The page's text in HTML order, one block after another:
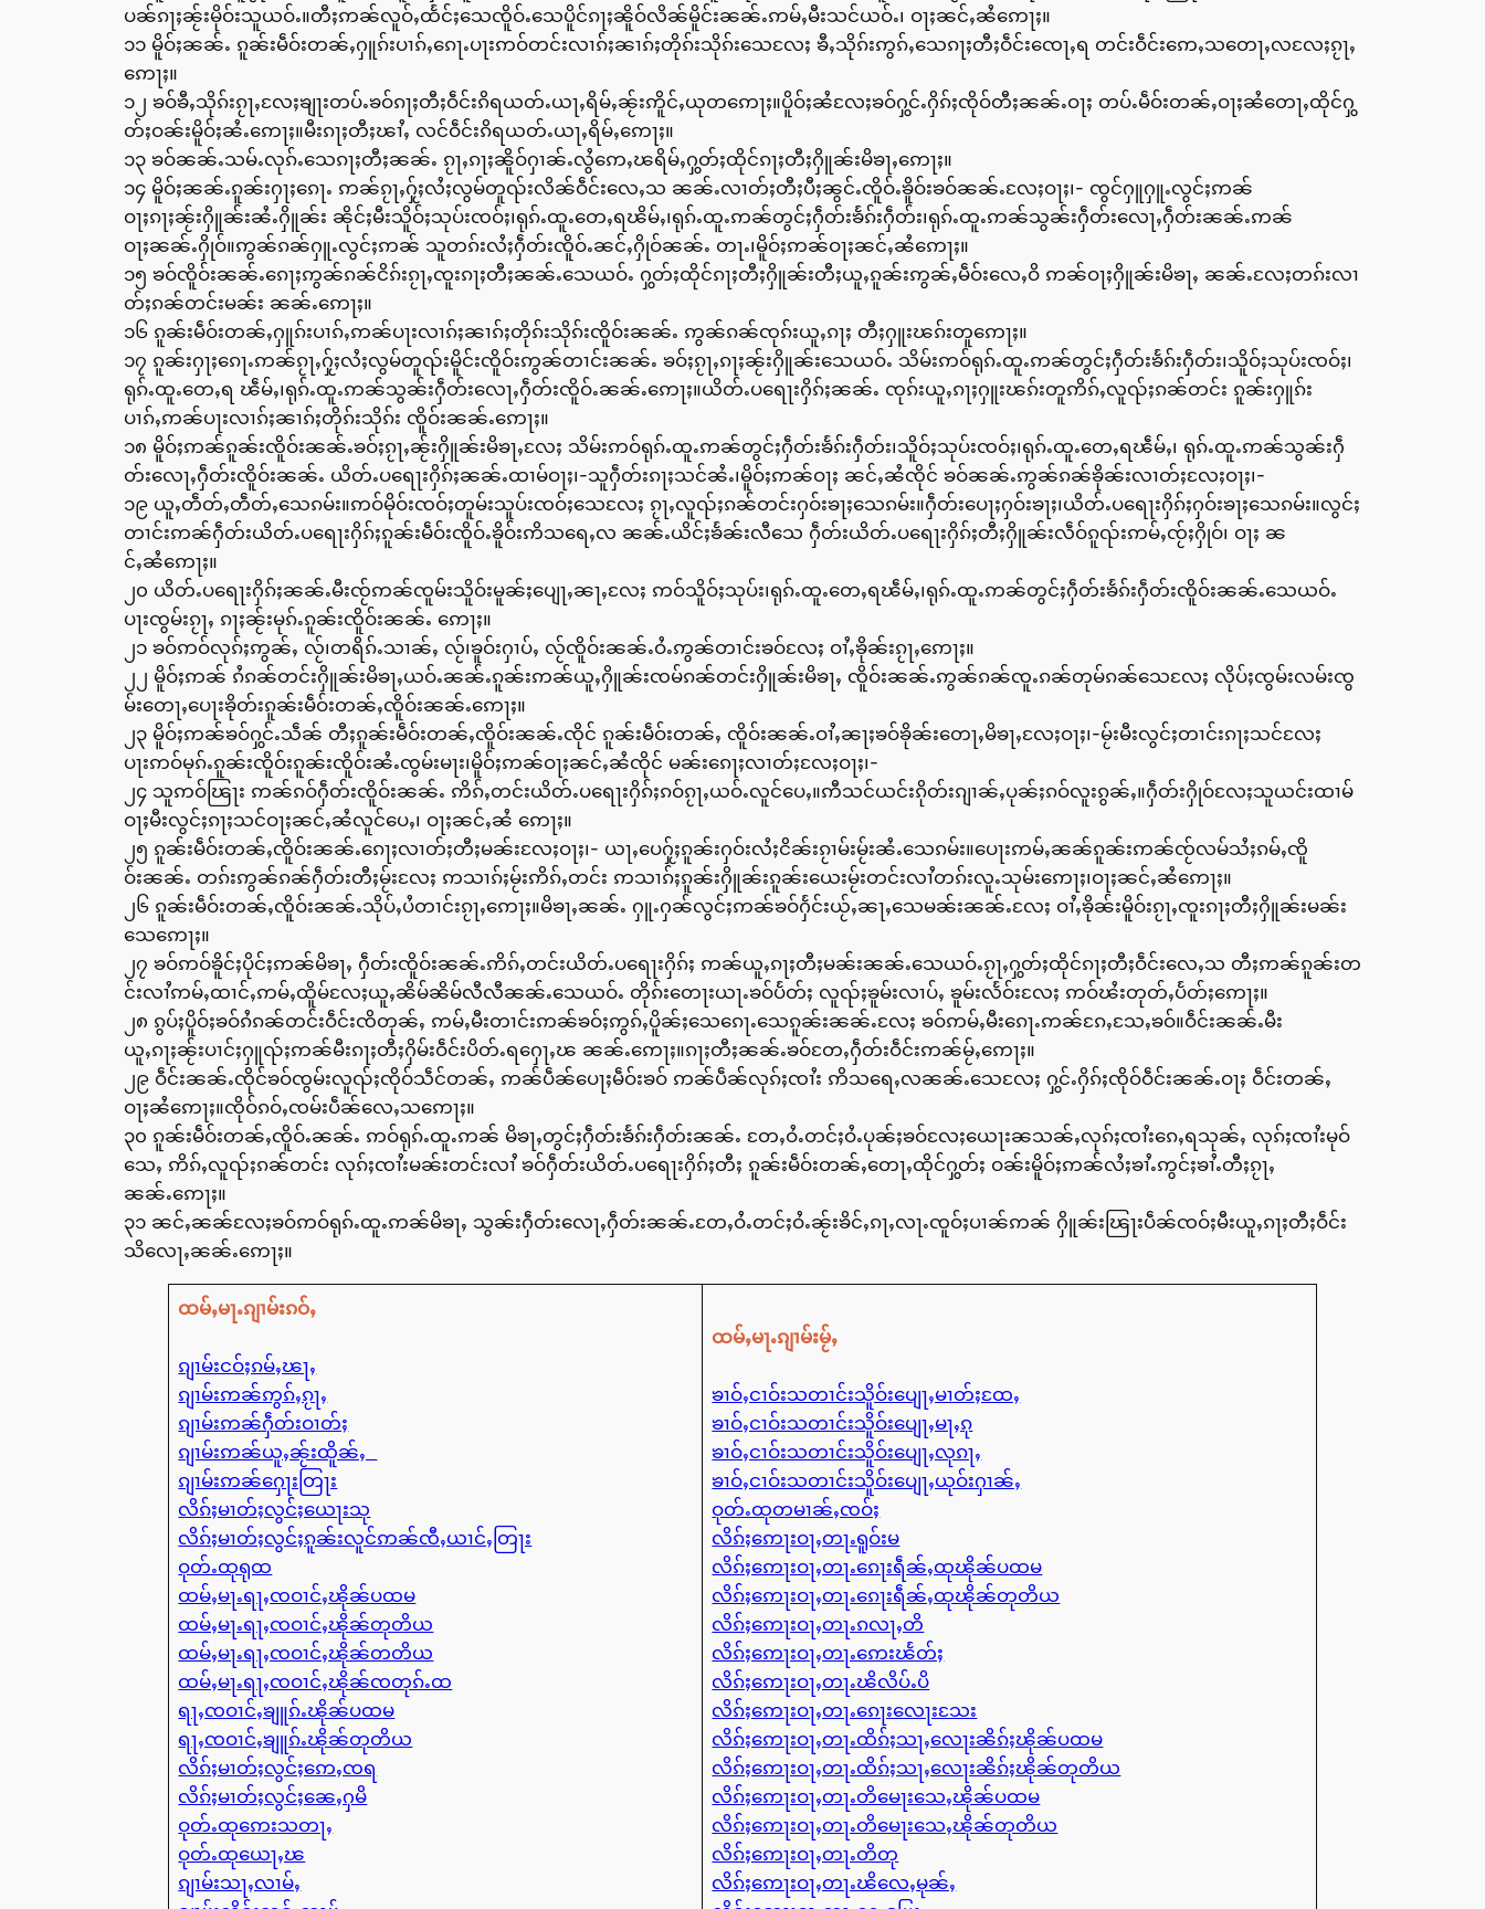
ပၼ်ၵႃႈၼႂ်းမိုဝ်းသူယဝ်ႉ။တီႈဢၼ်လူဝ်ႇထႅင်ႈသေၸိူဝ်ႉသေပိူင်ၵႃႈၼိူဝ်လိၼ်မိူင်းၼၼ်ႉဢမ်ႇမီးသင်ယဝ်ႉ၊ ဝႃႈၼင်ႇၼႆဢေႃႈ။
၁၁ မိူဝ်ႈၼၼ်ႉ ၵူၼ်းမဵဝ်းတၼ်ႇႁူၵ်းပၢၵ်ႇၵေႃႉပႃးဢဝ်တင်းလၢၵ်ႈၼၢၵ်ႈတိုၵ်းသိုၵ်းသေလႄႈ ၶီႇသိုၵ်းဢွၵ်ႇသေၵႃႈတီႈဝဵင်းၸေႃႇရ တင်းဝဵင်းဢေႇသတေႃႇလလႄႈၵႂႃႇ
ဢေႃႈ။
၁၂ ၶဝ်ၶီႇသိုၵ်းၵႂႃႇလႄႈၶျႃးတပ်ႉၶဝ်ၵႃႈတီႈဝဵင်းၵိရယတ်ႉယႃႇရိမ်ႇၼႂ်းဢိူင်ႇယုတဢေႃႈ။ပိူဝ်ႈၼႆလႄႈၶဝ်ႁွင်ႉႁိၵ်ႈၸိုဝ်တီႈၼၼ်ႉဝႃႈ တပ်ႉမဵဝ်းတၼ်ႇဝႃႈၼႆတေႃႇထိုင်ႁွ
တ်ႈဝၼ်းမိူဝ်ႈၼႆႉဢေႃႈ။မီးၵႃႈတီႈၽၢႆႇ လင်ဝဵင်းၵိရယတ်ႉယႃႇရိမ်ႇဢေႃႈ။
၁၃ ၶဝ်ၼၼ်ႉသမ်ႉလုၵ်ႉသေၵႃႈတီႈၼၼ်ႉ ၵႂႃႇၵႃႈၼိူဝ်ႁၢၼ်ႉလွႆဢေႇၽရိမ်ႇႁွတ်ႈထိုင်ၵႃႈတီႈႁိူၼ်းမိၶႃႇဢေႃႈ။
၁၄ မိူဝ်ႈၼၼ်ႉၵူၼ်းႁႃႈၵေႃႉ ဢၼ်ၵႂႃႇႁႂ်ႈလႆႈလွမ်တူၺ်းလိၼ်ဝဵင်းလေႇသ ၼၼ်ႉလၢတ်ႈတီႈပီႈၼွင်ႉၸိူဝ်ႉၶိူဝ်းၶဝ်ၼၼ်ႉလႄႈဝႃႈ၊- ၸွင်ႁူႁူႉလွင်ႈဢၼ်
ဝႃႈၵႃႈၼႂ်းႁိူၼ်းၼႆႉႁိူၼ်း ၼိုင်ႈမီးသိူဝ်ႈသုပ်းၸဝ်ႈ၊ရုၵ်ႉထူႉတေႇရၽိမ်ႇ၊ရုၵ်ႉထူႉဢၼ်တွင်ႈႁဵတ်းၶႅၵ်းႁဵတ်း၊ရုၵ်ႉထူႉဢၼ်သွၼ်းႁဵတ်းလေႃႇႁဵတ်းၼၼ်ႉဢၼ်
ဝႃႈၼၼ်ႉႁိုဝ်။ဢွၼ်ၵၼ်ႁူႉလွင်ႈဢၼ် သူတၵ်းလႆႈႁဵတ်းၸိူဝ်ႉၼင်ႇႁိုဝ်ၼၼ်ႉ တႃႉ၊မိူဝ်ႈဢၼ်ဝႃႈၼင်ႇၼႆဢေႃႈ။
၁၅ ၶဝ်ၸိူဝ်းၼၼ်ႉၵေႃႈဢွၼ်ၵၼ်ငိၵ်းၵႂႃႇၸူးၵႃႈတီႈၼၼ်ႉသေယဝ်ႉ ႁွတ်ႈထိုင်ၵႃႈတီႈႁိူၼ်းတီႈယူႇၵူၼ်းဢွၼ်ႇမဵဝ်းလေႇဝိ ဢၼ်ဝႃႈႁိူၼ်းမိၶႃႇ ၼၼ်ႉလႄႈတၵ်းလၢ
တ်ႈၵၼ်တင်းမၼ်း ၼၼ်ႉဢေႃႈ။
၁၆ ၵူၼ်းမဵဝ်းတၼ်ႇႁူၵ်းပၢၵ်ႇဢၼ်ပႃးလၢၵ်ႈၼၢၵ်ႈတိုၵ်းသိုၵ်းၸိူဝ်းၼၼ်ႉ ဢွၼ်ၵၼ်ၸုၵ်းယူႇၵႃႈ တီႈႁူးၽၵ်းတူဢေႃႈ။
၁၇ ၵူၼ်းႁႃႈၵေႃႉဢၼ်ၵႂႃႇႁႂ်ႈလႆႈလွမ်တူၺ်းမိူင်းၸိူဝ်းဢွၼ်တၢင်းၼၼ်ႉ ၶဝ်ႈၵႂႃႇၵႃႈၼႂ်းႁိူၼ်းသေယဝ်ႉ သိမ်းဢဝ်ရုၵ်ႉထူႉဢၼ်တွင်ႈႁဵတ်းၶႅၵ်းႁဵတ်း၊သိူဝ်ႈသုပ်းၸဝ်ႈ၊
ရုၵ်ႉထူႉတေႇရ ၽဵမ်ႇ၊ရုၵ်ႉထူႉဢၼ်သွၼ်းႁဵတ်းလေႃႇႁဵတ်းၸိူဝ်ႉၼၼ်ႉဢေႃႈ။ယိတ်ႉပရေႃးႁိၵ်ႈၼၼ်ႉ ၸုၵ်းယူႇၵႃႈႁူးၽၵ်းတူဢိၵ်ႇလူၺ်ႈၵၼ်တင်း ၵူၼ်းႁူၵ်း
ပၢၵ်ႇဢၼ်ပႃးလၢၵ်ႈၼၢၵ်ႈတိုၵ်းသိုၵ်း ၸိူဝ်းၼၼ်ႉဢေႃႈ။
၁၈ မိူဝ်ႈဢၼ်ၵူၼ်းၸိူဝ်းၼၼ်ႉၶဝ်ႈၵႂႃႇၼႂ်းႁိူၼ်းမိၶႃႇလႄႈ သိမ်းဢဝ်ရုၵ်ႉထူႉဢၼ်တွင်ႈႁဵတ်းၶႅၵ်းႁဵတ်း၊သိူဝ်ႈသုပ်းၸဝ်ႈ၊ရုၵ်ႉထူႉတေႇရၽဵမ်ႇ၊ ရုၵ်ႉထူႉဢၼ်သွၼ်းႁဵ
တ်းလေႃႇႁဵတ်းၸိူဝ်းၼၼ်ႉ ယိတ်ႉပရေႃးႁိၵ်ႈၼၼ်ႉထၢမ်ဝႃႈ၊-သူႁဵတ်းၵႃႈသင်ၼႆႉ၊မိူဝ်ႈဢၼ်ဝႃႈ ၼင်ႇၼႆၸိုင် ၶဝ်ၼၼ်ႉဢွၼ်ၵၼ်ၶိုၼ်းလၢတ်ႈလႄႈဝႃႈ၊-
၁၉ ယူႇတဵတ်ႇတဵတ်ႇသေၵမ်း။ဢဝ်မိုဝ်းၸဝ်ႈတူမ်းသူပ်းၸဝ်ႈသေလႄႈ ၵႂႃႇလူၺ်ႈၵၼ်တင်းႁဝ်းၶႃႈသေၵမ်း။ႁဵတ်းပေႃႈႁဝ်းၶႃႈ၊ယိတ်ႉပရေႃးႁိၵ်ႈႁဝ်းၶႃႈသေၵမ်း။လွင်ႈ
တၢင်းဢၼ်ႁဵတ်းယိတ်ႉပရေႃးႁိၵ်ႈၵူၼ်းမဵဝ်းၸိူဝ်ႉၶိူဝ်းဢိသရေႇလ ၼၼ်ႉယိင်ႈၶႅၼ်းလီသေ ႁဵတ်းယိတ်ႉပရေႃးႁိၵ်ႈတီႈႁိူၼ်းလဵဝ်ၵူၺ်းဢမ်ႇၸႂ်ႈႁိုဝ်၊ ဝႃႈ ၼ
င်ႇၼႆဢေႃႈ။
၂၀ ယိတ်ႉပရေႃးႁိၵ်ႈၼၼ်ႉမီးၸႂ်ဢၼ်ၸူမ်းသိူဝ်းမူၼ်ႈပျေႃႇၼႃႇလႄႈ ဢဝ်သိူဝ်ႈသုပ်း၊ရုၵ်ႉထူႉတေႇရၽဵမ်ႇ၊ရုၵ်ႉထူႉဢၼ်တွင်ႈႁဵတ်းၶႅၵ်းႁဵတ်းၸိူဝ်းၼၼ်ႉသေယဝ်ႉ
ပႃးၸွမ်းၵႂႃႇ ၵႃႈၼႂ်းမုၵ်ႉၵူၼ်းၸိူဝ်းၼၼ်ႉ ဢေႃႈ။
၂၁ ၶဝ်ဢဝ်လုၵ်ႈဢွၼ်ႇ လႂ်၊တရိၵ်ႉသၢၼ်ႇ လႂ်၊ၶူဝ်းႁၢပ်ႇ လႂ်ၸိူဝ်းၼၼ်ႉဝႆႉဢွၼ်တၢင်းၶဝ်လႄႈ ဝၢႆႇၶိုၼ်းၵႂႃႇဢေႃႈ။
၂၂ မိူဝ်ႈဢၼ် ၵႆၵၼ်တင်းႁိူၼ်းမိၶႃႇယဝ်ႉၼၼ်ႉၵူၼ်းဢၼ်ယူႇႁိူၼ်းၸမ်ၵၼ်တင်းႁိူၼ်းမိၶႃႇ ၸိူဝ်းၼၼ်ႉဢွၼ်ၵၼ်ၸူႉၵၼ်တုမ်ၵၼ်သေလႄႈ လိုပ်ႈၸွမ်းလမ်းၸွ
မ်းတေႃႇပေႃးၶိုတ်းၵူၼ်းမဵဝ်းတၼ်ႇၸိူဝ်းၼၼ်ႉဢေႃႈ။
၂၃ မိူဝ်ႈဢၼ်ၶဝ်ႁွင်ႉသဵၼ် တီႈၵူၼ်းမဵဝ်းတၼ်ႇၸိူဝ်းၼၼ်ႉၸိုင် ၵူၼ်းမဵဝ်းတၼ်ႇ ၸိူဝ်းၼၼ်ႉဝၢႆႇၼႃႈၶဝ်ၶိုၼ်းတေႃႇမိၶႃႇလႄႈဝႃႈ၊-မႂ်းမီးလွင်ႈတၢင်းၵႃႈသင်လႄႈ
ပႃးဢဝ်မုၵ်ႉၵူၼ်းၸိူဝ်းၵူၼ်းၸိူဝ်းၼႆႉၸွမ်းမႃး၊မိူဝ်ႈဢၼ်ဝႃႈၼင်ႇၼႆၸိုင် မၼ်းၵေႃႈလၢတ်ႈလႄႈဝႃႈ၊-
၂၄ သူဢဝ်ၽြႃး ဢၼ်ၵဝ်ႁဵတ်းၸိူဝ်းၼၼ်ႉ ဢိၵ်ႇတင်းယိတ်ႉပရေႃးႁိၵ်ႈၵဝ်ၵႂႃႇယဝ်ႉလူင်ပေႇ။ဢီသင်ယင်းၵိုတ်းၵျၢၼ်ႇပုၼ်ႈၵဝ်လူးၵွၼ်ႇ။ႁဵတ်းႁိုဝ်လႄႈသူယင်းထၢမ်
ဝႃႈမီးလွင်ႈၵႃႈသင်ဝႃႈၼင်ႇၼႆလူင်ပေႇ၊ ဝႃႈၼင်ႇၼႆ ဢေႃႈ။
၂၅ ၵူၼ်းမဵဝ်းတၼ်ႇၸိူဝ်းၼၼ်ႉၵေႃႈလၢတ်ႈတီႈမၼ်းလႄႈဝႃႈ၊- ယႃႇပေႁႂ်ႈၵူၼ်းႁဝ်းလႆႈငိၼ်းၵႂၢမ်းမႂ်းၼႆႉသေၵမ်း။ပေႃးဢမ်ႇၼၼ်ၵူၼ်းဢၼ်ၸႂ်လမ်သႆႈၵမ်ႇၸိူ
ဝ်းၼၼ်ႉ တၵ်းဢွၼ်ၵၼ်ႁဵတ်းတီႈမႂ်းလႄႈ ဢသၢၵ်ႈမႂ်းဢိၵ်ႇတင်း ဢသၢၵ်ႈၵူၼ်းႁိူၼ်းၵူၼ်းယေးမႂ်းတင်းလၢႆတၵ်းလူႉသုမ်းဢေႃႈ၊ဝႃႈၼင်ႇၼႆဢေႃႈ။
၂၆ ၵူၼ်းမဵဝ်းတၼ်ႇၸိူဝ်းၼၼ်ႉသိုပ်ႇပႆတၢင်းၵႂႃႇဢေႃႈ။မိၶႃႇၼၼ်ႉ ႁူႉႁၼ်လွင်ႈဢၼ်ၶဝ်ႁႅင်းယႂ်ႇၼႃႇသေမၼ်းၼၼ်ႉလႄႈ ဝၢႆႇၶိုၼ်းမိူဝ်းၵႂႃႇၸူးၵႃႈတီႈႁိူၼ်းမၼ်း
သေဢေႃႈ။
၂၇ ၶဝ်ဢဝ်ၶိူင်ႈပိုင်ႈဢၼ်မိၶႃႇ ႁဵတ်းၸိူဝ်းၼၼ်ႉဢိၵ်ႇတင်းယိတ်ႉပရေႃးႁိၵ်ႈ ဢၼ်ယူႇၵႃႈတီႈမၼ်းၼၼ်ႉသေယဝ်ႉၵႂႃႇႁွတ်ႈထိုင်ၵႃႈတီႈဝဵင်းလေႇသ တီႈဢၼ်ၵူၼ်းတ
င်းလၢႆဢမ်ႇထၢင်ႇဢမ်ႇထိူမ်လႄႈယူႇၼိမ်ၼိမ်လီလီၼၼ်ႉသေယဝ်ႉ တိုၵ်းတေႃးယႃႉၶဝ်ပႅတ်ႈ လူၺ်ႈၶူမ်းလၢပ်ႇ ၶူမ်းလႅဝ်းလႄႈ ဢဝ်ၽႆးတုတ်ႇပႅတ်ႈဢေႃႈ။
၂၈ ၵွပ်ႈပိူဝ်ႈၶဝ်ၵႆၵၼ်တင်းဝဵင်းၸိတုၼ်ႇ ဢမ်ႇမီးတၢင်းဢၼ်ၶဝ်ႈဢွၵ်ႇပိူၼ်ႈသေၵေႃႉသေၵူၼ်းၼၼ်ႉလႄႈ ၶဝ်ဢမ်ႇမီးၵေႃႉဢၼ်ၵႄႇသႄႇၶဝ်။ဝဵင်းၼၼ်ႉမီး
ယူႇၵႃႈၼႂ်းပၢင်ႈႁူၺ်ႈဢၼ်မီးၵႃႈတီႈႁိမ်းဝဵင်းပိတ်ႉရႁေႃႇၽ ၼၼ်ႉဢေႃႈ။ၵႃႈတီႈၼၼ်ႉၶဝ်တႄႇႁဵတ်းဝဵင်းဢၼ်မႂ်ႇဢေႃႈ။
၂၉ ဝဵင်းၼၼ်ႉၸိုင်ၶဝ်ၸွမ်းလူၺ်ႈၸိုဝ်သဵင်တၼ်ႇ ဢၼ်ပဵၼ်ပေႃႈမဵဝ်းၶဝ် ဢၼ်ပဵၼ်လုၵ်ႈၸၢႆး ဢိသရေႇလၼၼ်ႉသေလႄႈ ႁွင်ႉႁိၵ်ႈၸိုဝ်ဝဵင်းၼၼ်ႉဝႃႈ ဝဵင်းတၼ်ႇ
ဝႃႈၼႆဢေႃႈ။ၸိုဝ်ၵဝ်ႇၸမ်းပဵၼ်လေႇသဢေႃႈ။
၃၀ ၵူၼ်းမဵဝ်းတၼ်ႇၸိူဝ်ႉၼၼ်ႉ ဢဝ်ရုၵ်ႉထူႉဢၼ် မိၶႃႇတွင်ႈႁဵတ်းၶႅၵ်းႁဵတ်းၼၼ်ႉ တႄႇဝႆႉတင်ႈဝႆႉပုၼ်ႈၶဝ်လႄႈယေႃးၼသၼ်ႇလုၵ်ႈၸၢႆးၵေႇရသုၼ်ႇ လုၵ်ႈၸၢႆးမုဝ်
သေႇ ဢိၵ်ႇလူၺ်ႈၵၼ်တင်း လုၵ်ႈၸၢႆးမၼ်းတင်းလၢႆ ၶဝ်ႁဵတ်းယိတ်ႉပရေႃးႁိၵ်ႈတီႈ ၵူၼ်းမဵဝ်းတၼ်ႇတေႃႇထိုင်ႁွတ်ႈ ဝၼ်းမိူဝ်ႈဢၼ်လႆႈၶၢႆႉဢွင်ႈၶၢႆႉတီႈၵႂႃႇ
ၼၼ်ႉဢေႃႈ။
၃၁ ၼင်ႇၼၼ်လႄႈၶဝ်ဢဝ်ရုၵ်ႉထူႉဢၼ်မိၶႃႇ သွၼ်းႁဵတ်းလေႃႇႁဵတ်းၼၼ်ႉတႄႇဝႆႉတင်ႈဝႆႉၼႂ်းၶိင်ႇၵႃႇလႃႉၸူဝ်ႈပၢၼ်ဢၼ် ႁိူၼ်းၽြႃးပဵၼ်ၸဝ်ႈမီးယူႇၵႃႈတီႈဝဵင်း
သိလေႃႇၼၼ်ႉဢေႃႈ။
ထမ်ႇမႃႉၵျၢမ်းၵဝ်ႇ
ၵျၢမ်းငဝ်ႈၵမ်ႇၽႃႇ
ၵျၢမ်းဢၼ်ဢွၵ်ႇၵႂႃႇ
ၵျၢမ်းဢၼ်ႁဵတ်းဝၢတ်ႈ
ၵျၢမ်းဢၼ်ယူႇၼႂ်းထိူၼ်ႇ
ၵျၢမ်းဢၼ်ႁေႃးတြႃး
လိၵ်ႈမၢတ်ႈလွင်ႈယေႃးသု
လိၵ်ႈမၢတ်ႈလွင်ႈၵူၼ်းလူင်ဢၼ်ၸီႇယၢင်ႇတြႃး
ဝုတ်ႉထုရုထ
ထမ်ႇမႃႉရႃႇၸဝၢင်ႇၽိုၼ်ပထမ
ထမ်ႇမႃႉရႃႇၸဝၢင်ႇၽိုၼ်တုတိယ
ထမ်ႇမႃႉရႃႇၸဝၢင်ႇၽိုၼ်တတိယ
ထမ်ႇမႃႉရႃႇၸဝၢင်ႇၽိုၼ်ၸတုၵ်ႉထ
ရႃႇၸဝၢင်ႇၶျူၵ်ႉၽိုၼ်ပထမ
ရႃႇၸဝၢင်ႇၶျူၵ်ႉၽိုၼ်တုတိယ
လိၵ်ႈမၢတ်ႈလွင်ႈဢေႇၸရ
လိၵ်ႈမၢတ်ႈလွင်ႈၼေႇႁမိ
ဝုတ်ႉထုဢေးသတႃႇ
ဝုတ်ႉထုယေႃႇၽ
ၵျၢမ်းသႃႇလၢမ်ႇ
ထမ်ႇမႃႉၵျၢမ်းမႂ်ႇ
ၶၢဝ်ႇငၢဝ်းသတၢင်းသိူဝ်းပျေႃႇမၢတ်ႈထႄႇ
ၶၢဝ်ႇငၢဝ်းသတၢင်းသိူဝ်းပျေႃႇမႃႇၵု
ၶၢဝ်ႇငၢဝ်းသတၢင်းသိူဝ်းပျေႃႇလုၵႃႇ
ၶၢဝ်ႇငၢဝ်းသတၢင်းသိူဝ်းပျေႃႇယုဝ်းႁၢၼ်ႇ
ဝုတ်ႉထုတမၢၼ်ႇၸဝ်ႈ
လိၵ်ႈဢေႃးဝႃႇတႃႉရူဝ်းမ
လိၵ်ႈဢေႃးဝႃႇတႃႉၵေႃးရဵၼ်ႇထုၽိုၼ်ပထမ
လိၵ်ႈဢေႃးဝႃႇတႃႉၵေႃးရဵၼ်ႇထုၽိုၼ်တုတိယ
လိၵ်ႈဢေႃးဝႃႇတႃႉၵလႃႇတိ
လိၵ်ႈဢေႃးဝႃႇတႃႉဢေးၽႅတ်ႈ
လိၵ်ႈဢေႃးဝႃႇတႃႉၽိလိပ်ႉပိ
လိၵ်ႈဢေႃးဝႃႇတႃႉၵေႃးလေႃးသႄး
လိၵ်ႈဢေႃးဝႃႇတႃႉထိၵ်ႈသႃႇလေႃးၼိၵ်ႈၽိုၼ်ပထမ
လိၵ်ႈဢေႃးဝႃႇတႃႉထိၵ်ႈသႃႇလေႃးၼိၵ်ႈၽိုၼ်တုတိယ
လိၵ်ႈဢေႃးဝႃႇတႃႉတိမေႃးသေႇၽိုၼ်ပထမ
လိၵ်ႈဢေႃးဝႃႇတႃႉတိမေႃးသေႇၽိုၼ်တုတိယ
လိၵ်ႈဢေႃးဝႃႇတႃႉတိတု
လိၵ်ႈဢေႃးဝႃႇတႃႉၽိလေႇမုၼ်ႇ